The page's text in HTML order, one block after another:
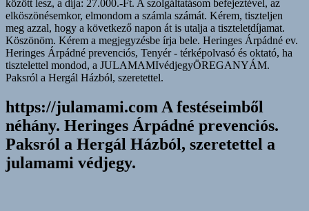
között lesz, a díja: 27.000.-Ft. A szolgáltatásom befejeztével, az
elköszönésemkor, elmondom a számla számát. Kérem, tiszteljen
meg azzal, hogy a következő napon át is utalja a tiszteletdíjamat.
Köszönöm. Kérem a megjegyzésbe írja bele. Heringes Árpádné ev.
Heringes Árpádné prevenciós, Tenyér - térképolvasó és oktató, ha
tisztelettel mondod, a JULAMAMIvédjegyÖREGANYÁM.
Paksról a Hergál Házból, szeretettel.
https://julamami.com A festéseimből
néhány. Heringes Árpádné prevenciós.
Paksról a Hergál Házból, szeretettel a
julamami védjegy.